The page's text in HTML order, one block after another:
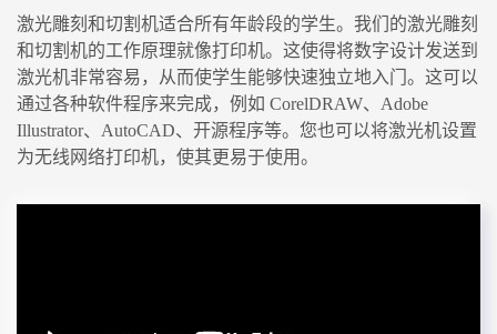
激光雕刻和切割机适合所有年龄段的学生。我们的激光雕刻
和切割机的工作原理就像打印机。这使得将数字设计发送到
激光机非常容易，从而使学生能够快速独立地入门。这可以
通过各种软件程序来完成，例如 CorelDRAW、Adobe
Illustrator、AutoCAD、开源程序等。您也可以将激光机设置
为无线网络打印机，使其更易于使用。